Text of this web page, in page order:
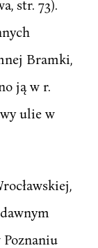
str. 73).
Bramki,
ją w r.
ulie w